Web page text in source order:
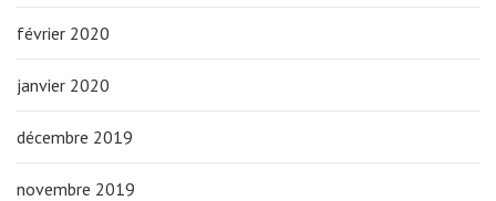
février 2020
janvier 2020
décembre 2019
novembre 2019